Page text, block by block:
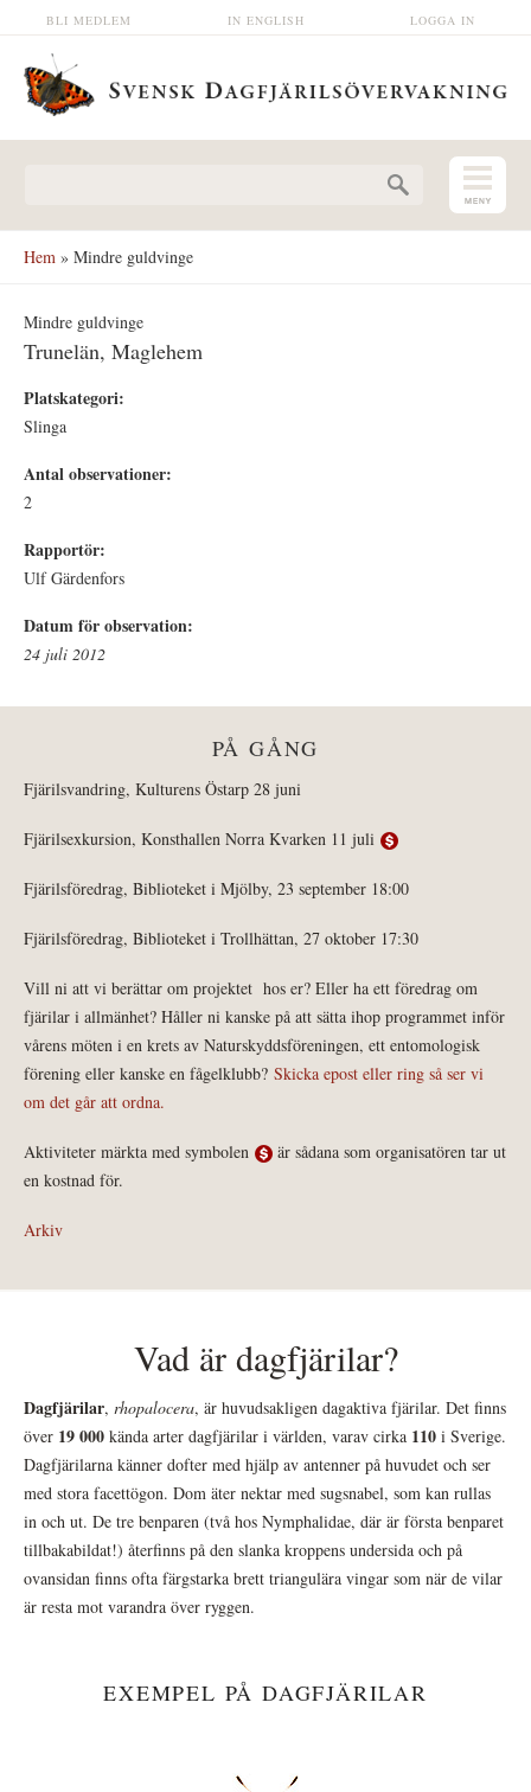
Hoppa till huvudinnehåll LOGGA IN
IN ENGLISH
BLI MEDLEM
Hem » Mindre guldvinge
Mindre guldvinge
Trunelän, Maglehem
Platskategori:
Slinga
Antal observationer:
2
Rapportör:
Ulf Gärdenfors
Datum för observation:
24 juli 2012
PÅ GÅNG
Fjärilsvandring, Kulturens Östarp 28 juni
Fjärilsexkursion, Konsthallen Norra Kvarken 11 juli
Fjärilsföredrag, Biblioteket i Mjölby, 23 september 18:00
Fjärilsföredrag, Biblioteket i Trollhättan, 27 oktober 17:30
Vill ni att vi berättar om projektet hos er? Eller ha ett föredrag om
fjärilar i allmänhet? Håller ni kanske på att sätta ihop programmet inför
vårens möten i en krets av Naturskyddsföreningen, ett entomologisk
förening eller kanske en fågelklubb? Skicka epost eller ring så ser vi
om det går att ordna.
Aktiviteter märkta med symbolen
är sådana som organisatören tar ut
en kostnad för.
Arkiv
Vad är dagfjärilar?
Dagfjärilar, rhopalocera, är huvudsakligen dagaktiva fjärilar. Det finns
över 19 000 kända arter dagfjärilar i världen, varav cirka 110 i Sverige.
Dagfjärilarna känner dofter med hjälp av antenner på huvudet och ser
med stora facettögon. Dom äter nektar med sugsnabel, som kan rullas
in och ut. De tre benparen (två hos Nymphalidae, där är första benparet
tillbakabildat!) återfinns på den slanka kroppens undersida och på
ovansidan finns ofta färgstarka brett triangulära vingar som när de vilar
är resta mot varandra över ryggen.
EXEMPEL PÅ DAGFJÄRILAR